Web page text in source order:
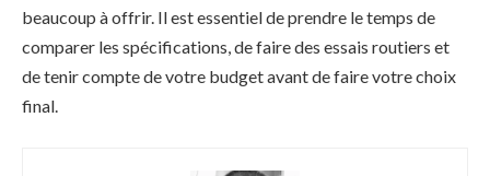
beaucoup à offrir. Il est essentiel de prendre le temps de
comparer les spécifications, de faire des essais routiers et
de tenir compte de votre budget avant de faire votre choix
final.